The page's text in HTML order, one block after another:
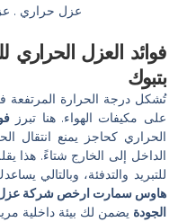
عزل حراري .
فوائد العزل الحراري
بتبوك
تُشكل درجة الحرارة المرتفعة
على مكيفات الهواء. هنا تبرز
الحراري كحاجز يمنع انتقال
الداخل إلى الخارج شتاءً. هذا
للتبريد والتدفئة، وبالتالي
هاوس سمارتارخص شركة
الجودة يضمن لك بيئة داخلية